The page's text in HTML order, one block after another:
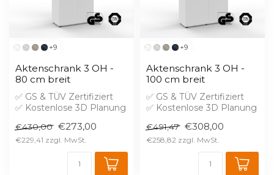
+9
Aktenschrank 3 OH -
80 cm breit
✅ GS & TÜV Zertifiziert
✅ Kostenlose 3D Planung
Aufprei...
€430,00 €273,00
€229,41
+9
Aktenschrank 3 OH -
100 cm breit
✅ GS & TÜV Zertifiziert
✅ Kostenlose 3D Planung
Aufprei...
€491,47 €308,00
€258,82